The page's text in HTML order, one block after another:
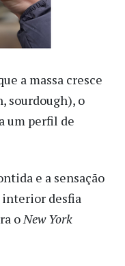
a massa cresce
sourdough), o
um perfil de
e a sensação
interior desfia
o New York